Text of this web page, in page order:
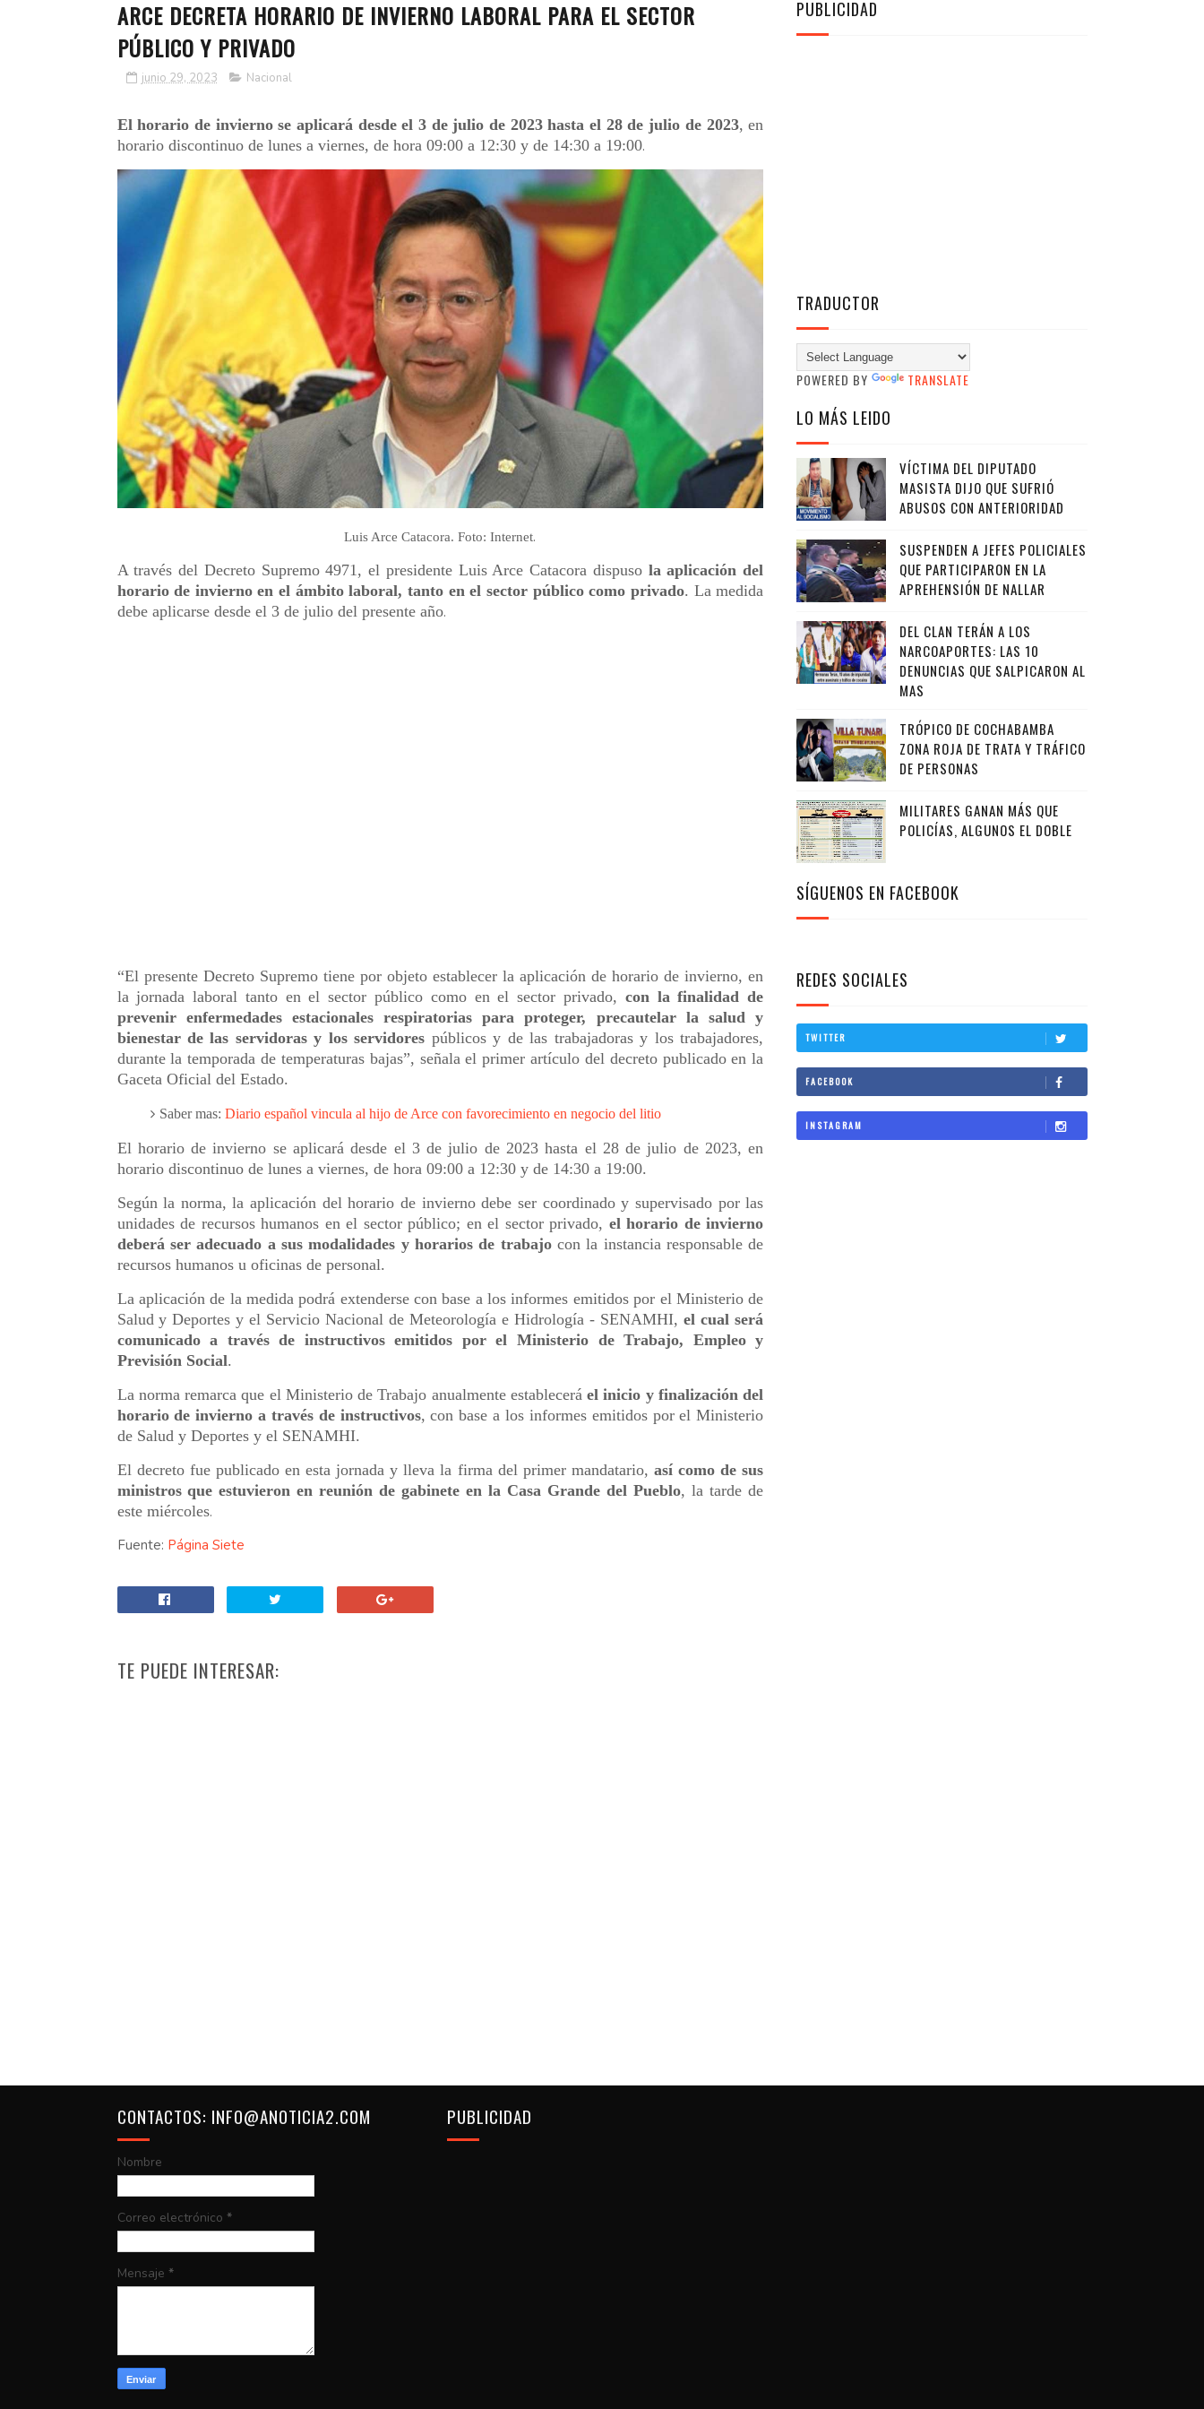
ARCE DECRETA HORARIO DE INVIERNO LABORAL PARA EL SECTOR
PÚBLICO Y PRIVADO
junio 29, 2023 Nacional
El horario de invierno se aplicará desde el 3 de julio de 2023 hasta el 28 de julio de 2023, en
horario discontinuo de lunes a viernes, de hora 09:00 a 12:30 y de 14:30 a 19:00.
Luis Arce Catacora. Foto: Internet.
A través del Decreto Supremo 4971, el presidente Luis Arce Catacora dispuso la aplicación del
horario de invierno en el ámbito laboral, tanto en el sector público como privado. La medida
debe aplicarse desde el 3 de julio del presente año.
“El presente Decreto Supremo tiene por objeto establecer la aplicación de horario de invierno, en
la jornada laboral tanto en el sector público como en el sector privado, con la finalidad de
prevenir enfermedades estacionales respiratorias para proteger, precautelar la salud y
bienestar de las servidoras y los servidores públicos y de las trabajadoras y los trabajadores,
durante la temporada de temperaturas bajas”, señala el primer artículo del decreto publicado en la
Gaceta Oficial del Estado.
Saber mas: Diario español vincula al hijo de Arce con favorecimiento en negocio del litio
El horario de invierno se aplicará desde el 3 de julio de 2023 hasta el 28 de julio de 2023, en
horario discontinuo de lunes a viernes, de hora 09:00 a 12:30 y de 14:30 a 19:00.
Según la norma, la aplicación del horario de invierno debe ser coordinado y supervisado por las
unidades de recursos humanos en el sector público; en el sector privado, el horario de invierno
deberá ser adecuado a sus modalidades y horarios de trabajocon la instancia responsable de
recursos humanos u oficinas de personal.
La aplicación de la medida podrá extenderse con base a los informes emitidos por el Ministerio de
Salud y Deportes y el Servicio Nacional de Meteorología e Hidrología - SENAMHI,el cual será
comunicado a través de instructivos emitidos por el Ministerio de Trabajo, Empleo y
Previsión Social.
La norma remarca que el Ministerio de Trabajo anualmente estableceráel inicio y finalización del
horario de invierno a través de instructivos, con base a los informes emitidos por el Ministerio
de Salud y Deportes y el SENAMHI.
El decreto fue publicado en esta jornada y lleva la firma del primer mandatario, así como de sus
ministros que estuvieron en reunión de gabinete en la Casa Grande del Pueblo, la tarde de
este miércoles.
Fuente: Página Siete
TE PUEDE INTERESAR:
PUBLICIDAD
TRADUCTOR
POWERED BY TRANSLATE
LO MÁS LEIDO
VÍCTIMA DEL DIPUTADO
MASISTA DIJO QUE SUFRIÓ
ABUSOS CON ANTERIORIDAD
SUSPENDEN A JEFES POLICIALES
QUE PARTICIPARON EN LA
APREHENSIÓN DE NALLAR
DEL CLAN TERÁN A LOS
NARCOAPORTES: LAS 10
DENUNCIAS QUE SALPICARON AL
MAS
TRÓPICO DE COCHABAMBA
ZONA ROJA DE TRATA Y TRÁFICO
DE PERSONAS
MILITARES GANAN MÁS QUE
POLICÍAS, ALGUNOS EL DOBLE
SÍGUENOS EN FACEBOOK
REDES SOCIALES
TWITTER
FACEBOOK
INSTAGRAM
CONTACTOS: INFO@ANOTICIA2.COM
Nombre
Correo electrónico *
Mensaje *
PUBLICIDAD